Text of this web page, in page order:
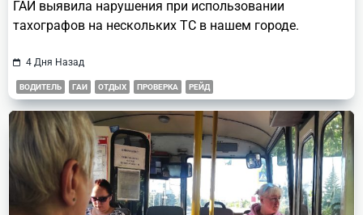
ГАИ выявила нарушения при использовании
тахографов на нескольких ТС в нашем городе.
4 Дня Назад
ВОДИТЕЛЬ ГАИ ОТДЫХ ПРОВЕРКА РЕЙД